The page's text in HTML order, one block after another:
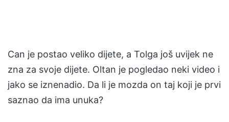
Can je postao veliko dijete, a Tolga još uvijek ne
zna za svoje dijete. Oltan je pogledao neki video i
jako se iznenadio. Da li je mozda on taj koji je prvi
saznao da ima unuka?